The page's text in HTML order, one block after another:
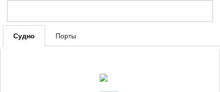
Судно Порты